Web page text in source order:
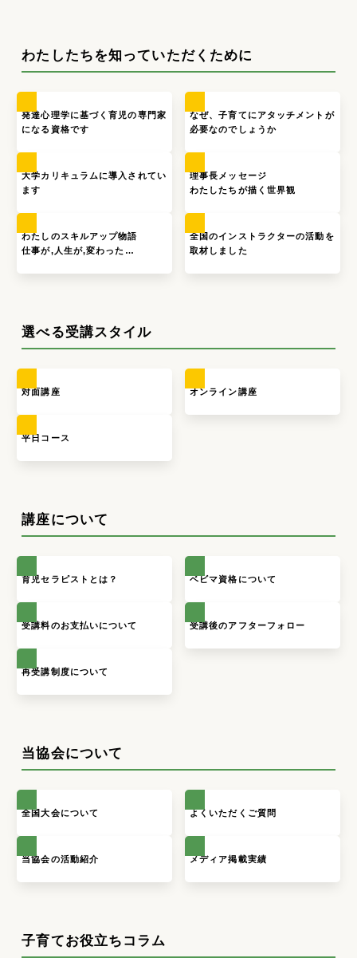
わたしたちを知っていただくために
発達心理学に基づく育児の専門家
になる資格です
なぜ、子育てにアタッチメントが
必要なのでしょうか
大学カリキュラムに導入されてい
ます
理事長メッセージ
わたしたちが描く世界観
わたしのスキルアップ物語
仕事が,人生が,変わった…
全国のインストラクターの活動を
取材しました
選べる受講スタイル
対面講座 オンライン講座
平日コース
講座について
育児セラピストとは？ ベビマ資格について
受講料のお支払いについて 受講後のアフターフォロー
再受講制度について
当協会について
全国大会について よくいただくご質問
当協会の活動紹介 メディア掲載実績
子育てお役立ちコラム